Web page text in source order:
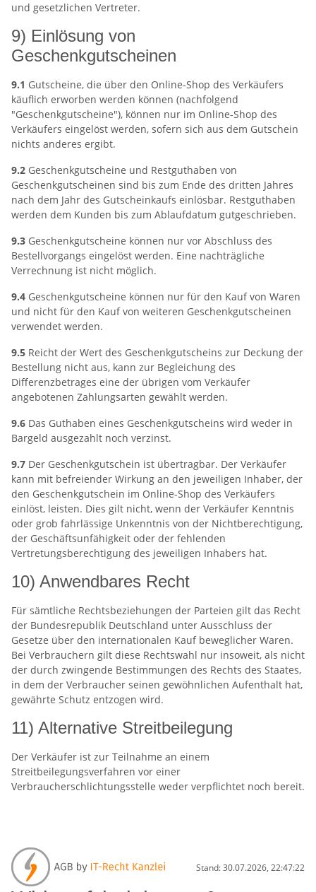
und gesetzlichen Vertreter.
9) Einlösung von
Geschenkgutscheinen
9.1 Gutscheine, die über den Online-Shop des Verkäufers
käuflich erworben werden können (nachfolgend
"Geschenkgutscheine"), können nur im Online-Shop des
Verkäufers eingelöst werden, sofern sich aus dem Gutschein
nichts anderes ergibt.
9.2 Geschenkgutscheine und Restguthaben von
Geschenkgutscheinen sind bis zum Ende des dritten Jahres
nach dem Jahr des Gutscheinkaufs einlösbar. Restguthaben
werden dem Kunden bis zum Ablaufdatum gutgeschrieben.
9.3 Geschenkgutscheine können nur vor Abschluss des
Bestellvorgangs eingelöst werden. Eine nachträgliche
Verrechnung ist nicht möglich.
9.4 Geschenkgutscheine können nur für den Kauf von Waren
und nicht für den Kauf von weiteren Geschenkgutscheinen
verwendet werden.
9.5 Reicht der Wert des Geschenkgutscheins zur Deckung der
Bestellung nicht aus, kann zur Begleichung des
Differenzbetrages eine der übrigen vom Verkäufer
angebotenen Zahlungsarten gewählt werden.
9.6 Das Guthaben eines Geschenkgutscheins wird weder in
Bargeld ausgezahlt noch verzinst.
9.7 Der Geschenkgutschein ist übertragbar. Der Verkäufer
kann mit befreiender Wirkung an den jeweiligen Inhaber, der
den Geschenkgutschein im Online-Shop des Verkäufers
einlöst, leisten. Dies gilt nicht, wenn der Verkäufer Kenntnis
oder grob fahrlässige Unkenntnis von der Nichtberechtigung,
der Geschäftsunfähigkeit oder der fehlenden
Vertretungsberechtigung des jeweiligen Inhabers hat.
10) Anwendbares Recht
Für sämtliche Rechtsbeziehungen der Parteien gilt das Recht
der Bundesrepublik Deutschland unter Ausschluss der
Gesetze über den internationalen Kauf beweglicher Waren.
Bei Verbrauchern gilt diese Rechtswahl nur insoweit, als nicht
der durch zwingende Bestimmungen des Rechts des Staates,
in dem der Verbraucher seinen gewöhnlichen Aufenthalt hat,
gewährte Schutz entzogen wird.
11) Alternative Streitbeilegung
Der Verkäufer ist zur Teilnahme an einem
Streitbeilegungsverfahren vor einer
Verbraucherschlichtungsstelle weder verpflichtet noch bereit.
Stand: 30.07.2026, 22:47:22